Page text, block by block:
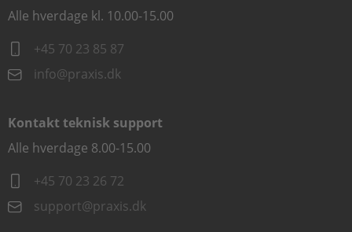
Alle hverdage kl. 10.00-15.00
+45 70 23 85 87
info@praxis.dk
Kontakt teknisk support
Alle hverdage 8.00-15.00
+45 70 23 26 72
support@praxis.dk